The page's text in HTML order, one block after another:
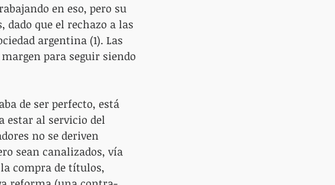
en eso, pero su
que el rechazo a las
argentina (1). Las
para seguir siendo
de ser perfecto, está
estar al servicio del
no se deriven
sean canalizados, vía
compra de títulos,